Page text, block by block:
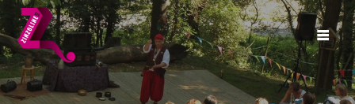
Skip
to
content